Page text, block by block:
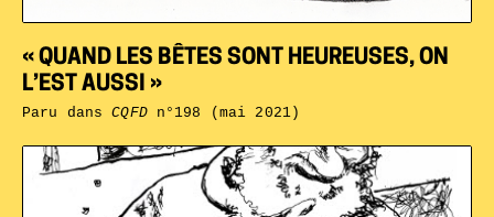
« QUAND LES BÊTES SONT HEUREUSES, ON
L’EST AUSSI »
Paru dansCQFDn°198 (mai 2021)